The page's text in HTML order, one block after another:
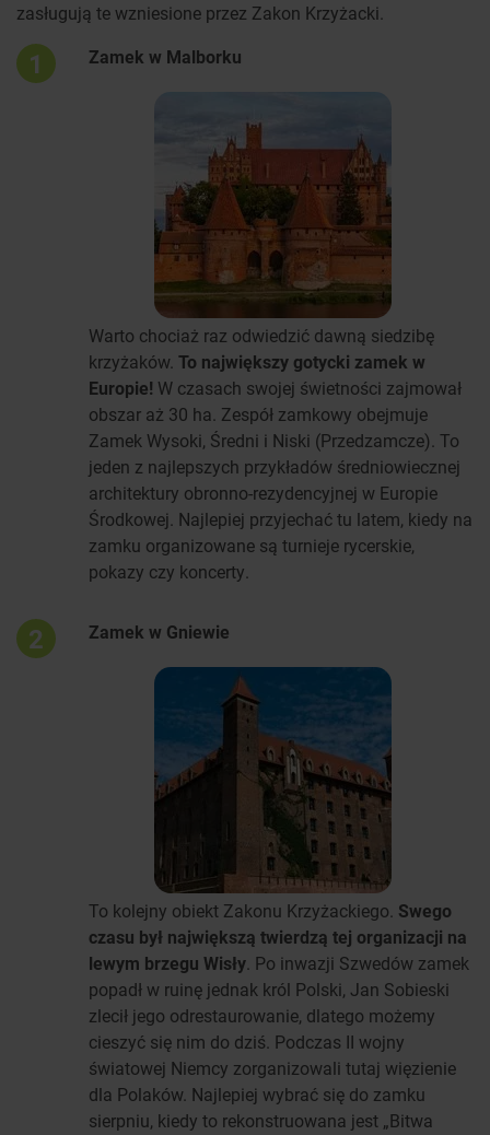
zasługują te wzniesione przez Zakon Krzyżacki.
1 Zamek w Malborku
Warto chociaż raz odwiedzić dawną siedzibę
krzyżaków. To największy gotycki zamek w
Europie! W czasach swojej świetności zajmował
obszar aż 30 ha. Zespół zamkowy obejmuje
Zamek Wysoki, Średni i Niski (Przedzamcze). To
jeden z najlepszych przykładów średniowiecznej
architektury obronno-rezydencyjnej w Europie
Środkowej. Najlepiej przyjechać tu latem, kiedy na
zamku organizowane są turnieje rycerskie,
pokazy czy koncerty.
2 Zamek w Gniewie
To kolejny obiekt Zakonu Krzyżackiego. Swego
czasu był największą twierdzą tej organizacji na
lewym brzegu Wisły. Po inwazji Szwedów zamek
popadł w ruinę jednak król Polski, Jan Sobieski
zlecił jego odrestaurowanie, dlatego możemy
cieszyć się nim do dziś. Podczas II wojny
światowej Niemcy zorganizowali tutaj więzienie
dla Polaków. Najlepiej wybrać się do zamku
sierpniu, kiedy to rekonstruowana jest „Bitwa